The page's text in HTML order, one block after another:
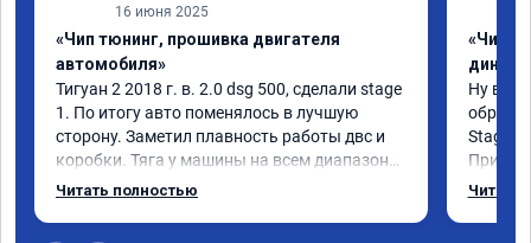
16 июня 2025
«Чип тюнинг, прошивка двигателя
автомобиля»
Тигуан 2 2018 г. в. 2.0 dsg 500, сделали stage
1. По итогу авто поменялось в лучшую
сторону. Заметил плавность работы двс и
коробки. Тяга у машины на всем диапазоне.
Впервые увидел расход по трассе меньше 8
Читать полностью
«Чип
Ну вот,
Stage 1
При
всегда
Читать